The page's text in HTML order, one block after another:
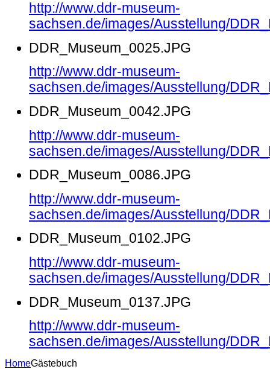
http://www.ddr-museum-
sachsen.de/images/Ausstellung/
DDR_Museum_0025.JPG
http://www.ddr-museum-
sachsen.de/images/Ausstellung/
DDR_Museum_0042.JPG
http://www.ddr-museum-
sachsen.de/images/Ausstellung/
DDR_Museum_0086.JPG
http://www.ddr-museum-
sachsen.de/images/Ausstellung/
DDR_Museum_0102.JPG
http://www.ddr-museum-
sachsen.de/images/Ausstellung/
DDR_Museum_0137.JPG
http://www.ddr-museum-
sachsen.de/images/Ausstellung/
HomeGästebuch